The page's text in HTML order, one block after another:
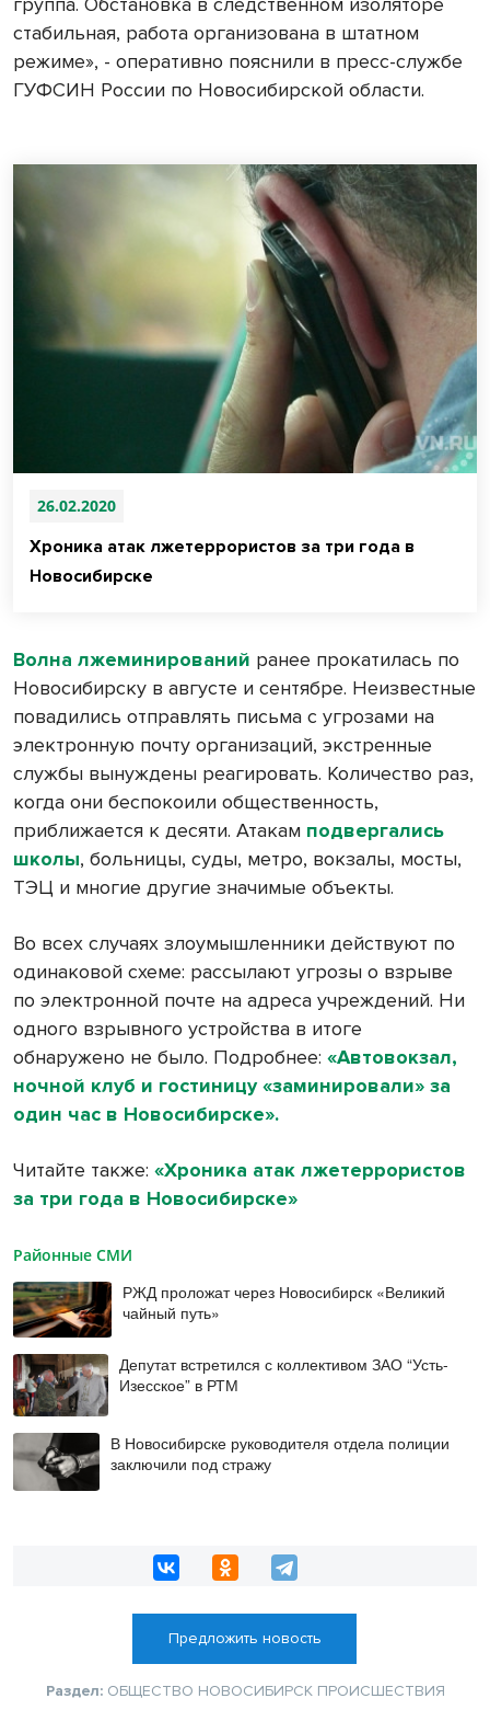
стабильная, работа организована в штатном
режиме», - оперативно пояснили в пресс-службе
ГУФСИН России по Новосибирской области.
26.02.2020
Хроника атак лжетеррористов за три года в
Новосибирске
Волна лжеминирований ранее прокатилась по
Новосибирску в августе и сентябре. Неизвестные
повадились отправлять письма с угрозами на
электронную почту организаций, экстренные
службы вынуждены реагировать. Количество раз,
когда они беспокоили общественность,
приближается к десяти. Атакам подвергались
школы, больницы, суды, метро, вокзалы, мосты,
ТЭЦ и многие другие значимые объекты.
Во всех случаях злоумышленники действуют по
одинаковой схеме: рассылают угрозы о взрыве
по электронной почте на адреса учреждений. Ни
одного взрывного устройства в итоге
обнаружено не было. Подробнее: «Автовокзал,
ночной клуб и гостиницу «заминировали» за
один час в Новосибирске».
Читайте также: «Хроника атак лжетеррористов
за три года в Новосибирске»
Районные СМИ
РЖД проложат через Новосибирск «Великий
чайный путь»
Депутат встретился с коллективом ЗАО “Усть-
Изесское” в РТМ
В Новосибирске руководителя отдела полиции
заключили под стражу
Предложить новость
Раздел: ОБЩЕСТВО НОВОСИБИРСК ПРОИСШЕСТВИЯ